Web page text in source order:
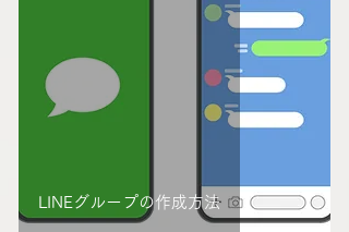
LINEグループの作成方法